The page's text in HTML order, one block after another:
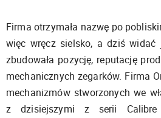
Firma otrzymała nazwę po
więc wręcz sielsko, a dziś
zbudowała pozycję, reputację
mechanicznych zegarków. Firma
mechanizmów stworzonych we
z dzisiejszymi z serii